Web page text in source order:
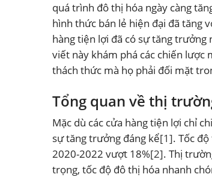
quá trình đô thị hóa ngày càng
hình thức bán lẻ hiện đại đã tăng
hàng tiện lợi đã có sự tăng
viết này khám phá các chiến lược
thách thức mà họ phải đối mặt
Tổng quan về thị
Mặc dù các cửa hàng tiện lợi chỉ
sự tăng trưởng đáng kể[1]. Tốc
2020-2022 vượt 18%[2]. Thị
trọng, tốc độ đô thị hóa nhanh